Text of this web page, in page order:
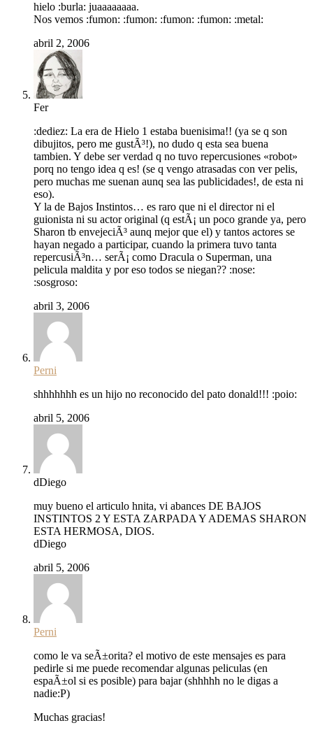
hielo :burla: juaaaaaaaa.
Nos vemos :fumon: :fumon: :fumon: :fumon: :metal:
abril 2, 2006
Fer
:dediez: La era de Hielo 1 estaba buenisima!! (ya se q son
dibujitos, pero me gustÃ³!), no dudo q esta sea buena
tambien. Y debe ser verdad q no tuvo repercusiones «robot»
porq no tengo idea q es! (se q vengo atrasadas con ver pelis,
pero muchas me suenan aunq sea las publicidades!, de esta ni
eso).
Y la de Bajos Instintos… es raro que ni el director ni el
guionista ni su actor original (q estÃ¡ un poco grande ya, pero
Sharon tb envejeciÃ³ aunq mejor que el) y tantos actores se
hayan negado a participar, cuando la primera tuvo tanta
repercusiÃ³n… serÃ¡ como Dracula o Superman, una
pelicula maldita y por eso todos se niegan?? :nose:
:sosgroso:
abril 3, 2006
Perni
shhhhhhh es un hijo no reconocido del pato donald!!! :poio:
abril 5, 2006
dDiego
muy bueno el articulo hnita, vi abances DE BAJOS
INSTINTOS 2 Y ESTA ZARPADA Y ADEMAS SHARON
ESTA HERMOSA, DIOS.
dDiego
abril 5, 2006
Perni
como le va seÃ±orita? el motivo de este mensajes es para
pedirle si me puede recomendar algunas peliculas (en
espaÃ±ol si es posible) para bajar (shhhhh no le digas a
nadie:P)
Muchas gracias!